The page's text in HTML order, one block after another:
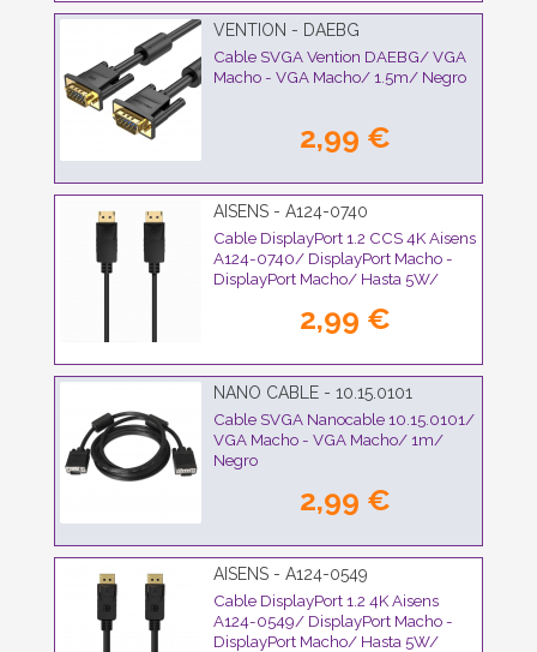
VENTION - DAEBG
Cable SVGA Vention DAEBG/ VGA
Macho - VGA Macho/ 1.5m/ Negro
2,99 €
AISENS - A124-0740
Cable DisplayPort 1.2 CCS 4K Aisens
A124-0740/ DisplayPort Macho -
DisplayPort Macho/ Hasta 5W/
2,99 €
NANO CABLE - 10.15.0101
Cable SVGA Nanocable 10.15.0101/
VGA Macho - VGA Macho/ 1m/
Negro
2,99 €
AISENS - A124-0549
Cable DisplayPort 1.2 4K Aisens
A124-0549/ DisplayPort Macho -
DisplayPort Macho/ Hasta 5W/